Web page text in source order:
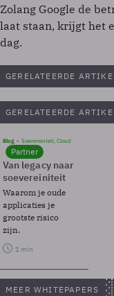
Zolang Google de
laat staan, krijgt het
dag.
GERELATEERDE
GERELATEERDE
Blog Soevereinteit, Cloud
Partner
Van legacy naar
soevereiniteit
Waarom je oude
applicaties je
grootste risico
zijn.
1 min
MEER WHITEPAPERS